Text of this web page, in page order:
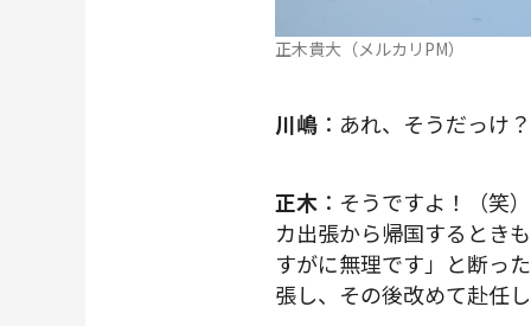
正木貴大（メルカリPM）
川嶋 ：あれ、そうだっけ
正木 ：そうですよ！（笑
カ出張から帰国するとき
すがに無理です」と断っ
張し、その後改めて赴任